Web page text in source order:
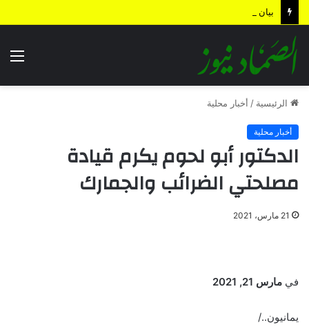
الرئيسية / أخبار محلية
أخبار محلية
الدكتور أبو لحوم يكرم قيادة
مصلحتي الضرائب والجمارك
21 مارس، 2021
في مارس 21, 2021
يمانيون../